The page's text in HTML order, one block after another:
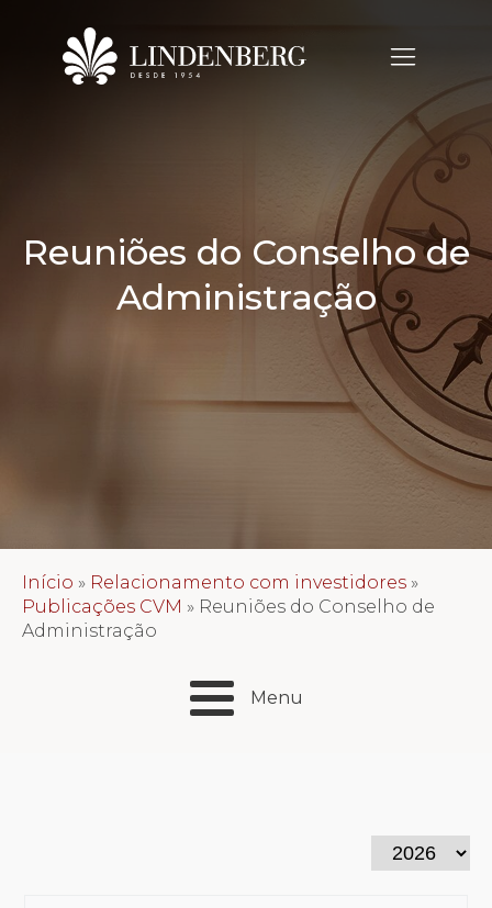
Reuniões do Conselho de
Administração
Início » Relacionamento com investidores »
Publicações CVM » Reuniões do Conselho de
Administração
Menu